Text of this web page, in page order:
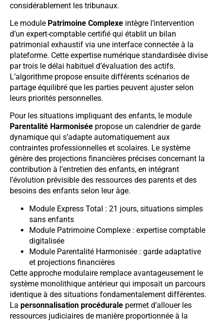
considérablement les tribunaux.
Le module Patrimoine Complexe intègre l’intervention
d’un expert-comptable certifié qui établit un bilan
patrimonial exhaustif via une interface connectée à la
plateforme. Cette expertise numérique standardisée divise
par trois le délai habituel d’évaluation des actifs.
L’algorithme propose ensuite différents scénarios de
partage équilibré que les parties peuvent ajuster selon
leurs priorités personnelles.
Pour les situations impliquant des enfants, le module
Parentalité Harmonisée propose un calendrier de garde
dynamique qui s’adapte automatiquement aux
contraintes professionnelles et scolaires. Le système
génère des projections financières précises concernant la
contribution à l’entretien des enfants, en intégrant
l’évolution prévisible des ressources des parents et des
besoins des enfants selon leur âge.
Module Express Total : 21 jours, situations simples
sans enfants
Module Patrimoine Complexe : expertise comptable
digitalisée
Module Parentalité Harmonisée : garde adaptative
et projections financières
Cette approche modulaire remplace avantageusement le
système monolithique antérieur qui imposait un parcours
identique à des situations fondamentalement différentes.
La personnalisation procédurale permet d’allouer les
ressources judiciaires de manière proportionnée à la